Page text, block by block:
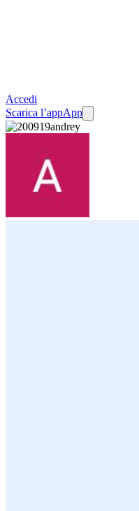
Accedi
Scarica l’appApp